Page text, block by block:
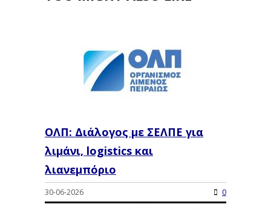
ΟΛΠ: Διάλογος με ΣΕΛΠΕ για
λιμάνι, logistics και
λιανεμπόριο
30-06-2026 0